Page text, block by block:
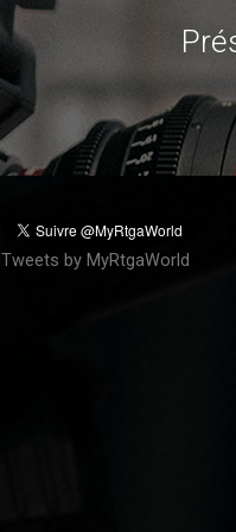
Tweets by MyRtgaWorld